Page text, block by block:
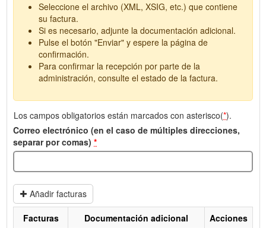
Seleccione el archivo (XML, XSIG, etc.) que contiene
su factura.
Si es necesario, adjunte la documentación adicional.
Pulse el botón "Enviar" y espere la página de
confirmación.
Para confirmar la recepción por parte de la
administración, consulte el estado de la factura.
Los campos obligatorios están marcados con asterisco(*).
Correo electrónico (en el caso de múltiples direcciones,
separar por comas) *
Añadir facturas
Facturas Documentación adicional Acciones